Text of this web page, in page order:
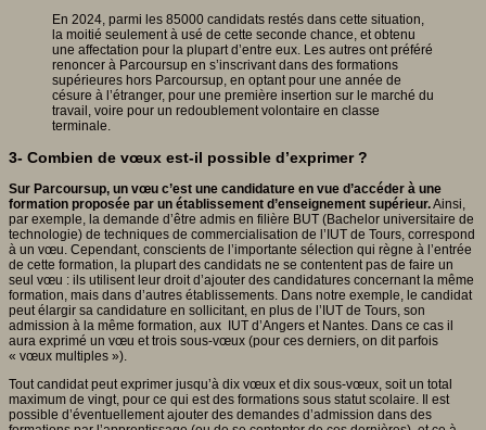
En 2024, parmi les 85000 candidats restés dans cette situation,
la moitié seulement à usé de cette seconde chance, et obtenu
une affectation pour la plupart d’entre eux. Les autres ont préféré
renoncer à Parcoursup en s’inscrivant dans des formations
supérieures hors Parcoursup, en optant pour une année de
césure à l’étranger, pour une première insertion sur le marché du
travail, voire pour un redoublement volontaire en classe
terminale.
3- Combien de vœux est-il possible d’exprimer ?
Sur Parcoursup, un vœu c’est une candidature en vue d’accéder à une
formation proposée par un établissement d’enseignement supérieur.Ainsi,
par exemple, la demande d’être admis en filière BUT (Bachelor universitaire de
technologie) de techniques de commercialisation de l’IUT de Tours, correspond
à un vœu. Cependant, conscients de l’importante sélection qui règne à l’entrée
de cette formation, la plupart des candidats ne se contentent pas de faire un
seul vœu : ils utilisent leur droit d’ajouter des candidatures concernant la même
formation, mais dans d’autres établissements. Dans notre exemple, le candidat
peut élargir sa candidature en sollicitant, en plus de l’IUT de Tours, son
admission à la même formation, aux IUT d’Angers et Nantes. Dans ce cas il
aura exprimé un vœu et trois sous-vœux (pour ces derniers, on dit parfois
« vœux multiples »).
Tout candidat peut exprimer jusqu’à dix vœux et dix sous-vœux, soit un total
maximum de vingt, pour ce qui est des formations sous statut scolaire. Il est
possible d’éventuellement ajouter des demandes d’admission dans des